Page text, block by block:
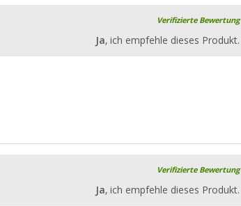
Verifizierte Bewertung
Ja, ich empfehle dieses Produkt.
Verifizierte Bewertung
Ja, ich empfehle dieses Produkt.